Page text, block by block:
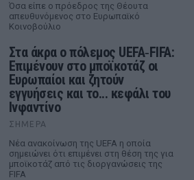
Όσα είπε ο πρόεδρος της Θέουτα
απευθυνόμενος στο Ευρωπαϊκό
Κοινοβούλιο
Στα άκρα ο πόλεμος UEFA‑FIFA:
Επιμένουν στο μποϊκοτάζ οι
Ευρωπαίοι και ζητούν
εγγυήσεις και το... κεφάλι του
Ινφαντίνο
ΣΉΜΕΡΑ
Νέα ανακοίνωση της UEFA η οποία
σημειώνει ότι επιμένει στη θέση της για
μποϊκοτάζ από τις διοργανώσεις της
FIFA